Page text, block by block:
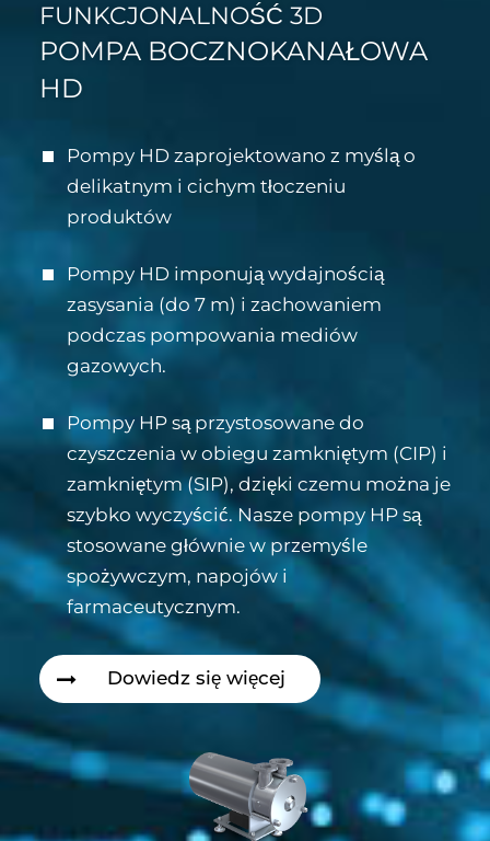
FUNKCJONALNOŚĆ 3D
POMPA BOCZNOKANAŁOWA
HD
Pompy HD zaprojektowano z myślą o
delikatnym i cichym tłoczeniu
produktów
Pompy HD imponują wydajnością
zasysania (do 7 m) i zachowaniem
podczas pompowania mediów
gazowych.
Pompy HP są przystosowane do
czyszczenia w obiegu zamkniętym (CIP) i
zamkniętym (SIP), dzięki czemu można je
szybko wyczyścić. Nasze pompy HP są
stosowane głównie w przemyśle
spożywczym, napojów i
farmaceutycznym.
Dowiedz się więcej